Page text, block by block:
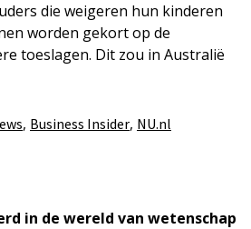
die weigeren hun kinderen
worden gekort op de
toeslagen. Dit zou in Australië
, Business Insider, NU.nl
in de wereld van wetenschap